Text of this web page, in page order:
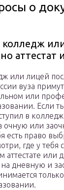
о
колледж
аттестат
или лицей
вуза
или
Если
в
очную или
есть право
где у тебя
или
дневную и